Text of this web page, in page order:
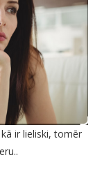
ir lieliski, tomēr